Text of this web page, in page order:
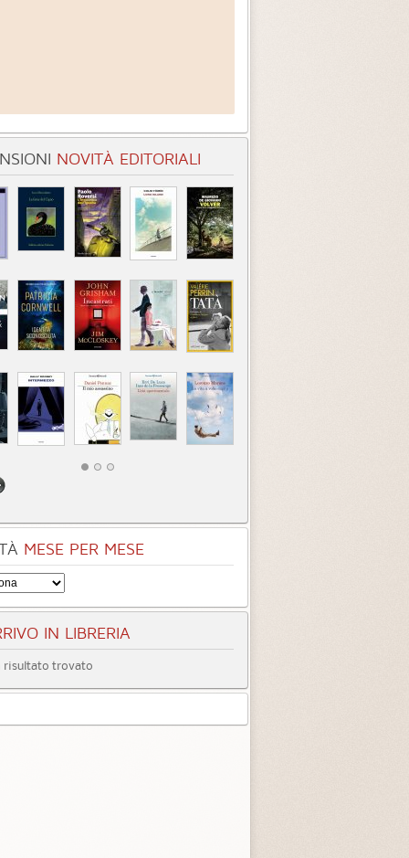
NOVITÀ EDITORIALI
MESE PER MESE
IN LIBRERIA
risultato trovato